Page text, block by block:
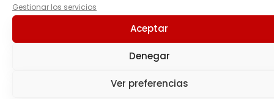
Gestionar los servicios
Aceptar
Denegar
Ver preferencias
No debe ser consumido por mujeres
embarazadas o en período de lactancia. El
producto no está indicado para niños de
cualquier edad. Mantener fuera del alcance de
diaria recomendada! Seguir las